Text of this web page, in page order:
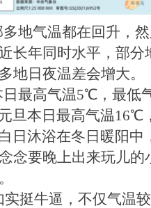
地气温都在回升，
长年同时水平，部分
地日夜温差会增大。
日最高气温5℃，最低
旦本日最高气温16℃
日沐浴在冬日暖阳中
念要晚上出来玩儿的
实挺牛逼，不仅气温